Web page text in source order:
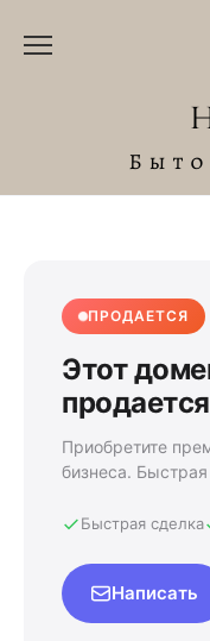
ПРОДАЕТСЯ
Этот
продается
Приобретите
бизнеса.
Быстрая сделка
Написать